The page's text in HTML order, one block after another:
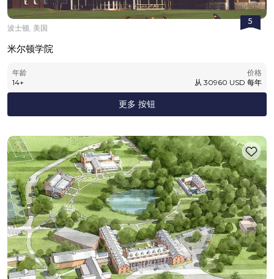
5
波士顿, 美国
米尔顿学院
年龄
14+
价格
从 30960 USD 每年
更多 按钮